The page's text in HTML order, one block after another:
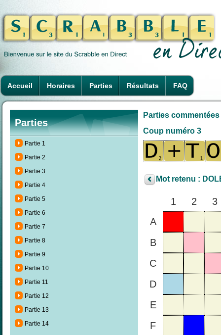
Accueil Horaires Parties Résultats FAQ
Parties
Partie 1
Partie 2
Partie 3
Partie 4
Partie 5
Partie 6
Partie 7
Partie 8
Partie 9
Partie 10
Partie 11
Partie 12
Partie 13
Partie 14
Parties
Coup numéro 3
Mot retenu :
1 2
3
A
B
C
D
E
F